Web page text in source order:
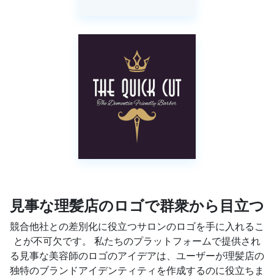
見事な理髪店のロゴで群衆から目立つ
競合他社との差別化に役立つサロンのロゴを手に入れるこ
とが不可欠です。 私たちのプラットフォームで提供され
る見事な美容師のロゴのアイデアは、ユーザーが理髪店の
独特のブランドアイデンティティを作成するのに役立ちま